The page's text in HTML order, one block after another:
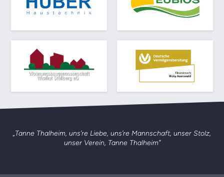
„Tanne Thalheim, uns’re Liebe, uns’re Mannschaft, unser Stolz,
unser Verein, Tanne Thalheim”